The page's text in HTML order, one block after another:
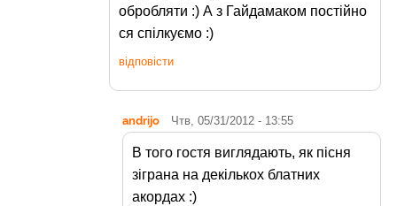
обробляти :) А з Гайдамаком постійно
ся спілкуємо :)
відповісти
andrijo Чтв, 05/31/2012 - 13:55
В того гостя виглядають, як пісня
зіграна на декількох блатних
акордах :)